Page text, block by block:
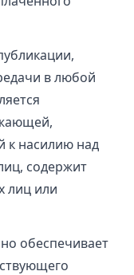
в любой
к насилию над
содержит
лиц или
обеспечивает